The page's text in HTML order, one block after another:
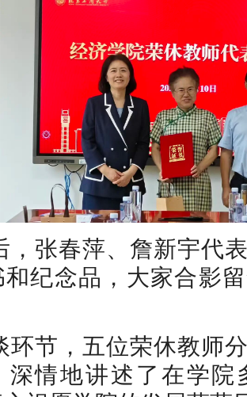
，张春萍、詹新宇代
和纪念品，大家合影
环节，五位荣休教师
深情地讲述了在学院